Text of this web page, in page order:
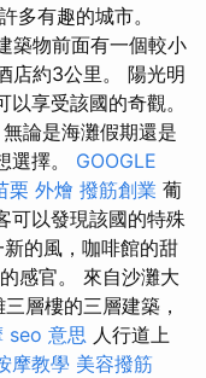
多有趣的城市。
築物前面有一個較小
店約3公里。 陽光明
享受該國的奇觀。
無論是海灘假期還是
選擇。 GOOGLE
栗 外燴 撥筋創業 葡
可以發現該國的特殊
的風，咖啡館的甜
感官。 來自沙灘大
層樓的三層建築，
seo 意思 人行道上
摩教學 美容撥筋